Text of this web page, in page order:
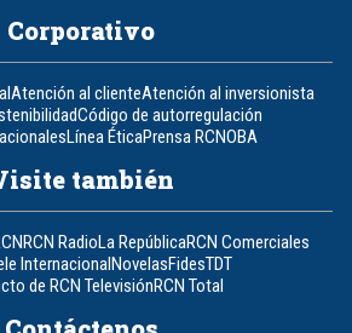
Corporativo
Atención al clienteAtención al inversionista
Código de autorregulación
Línea ÉticaPrensa RCNOBA
también
RCN RadioLa RepúblicaRCN Comerciales
InternacionalNovelasFidesTDT
de RCN TelevisiónRCN Total